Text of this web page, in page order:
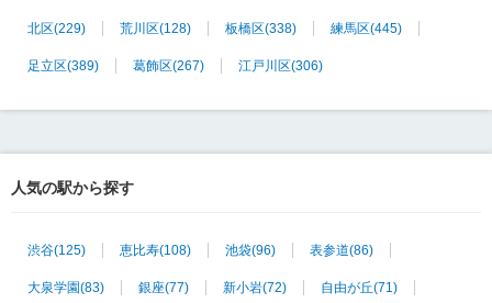
北区(229) 荒川区(128) 板橋区(338) 練馬区(445)
足立区(389) 葛飾区(267) 江戸川区(306)
人気の駅から探す
渋谷(125) 恵比寿(108) 池袋(96) 表参道(86)
大泉学園(83) 銀座(77) 新小岩(72) 自由が丘(71)